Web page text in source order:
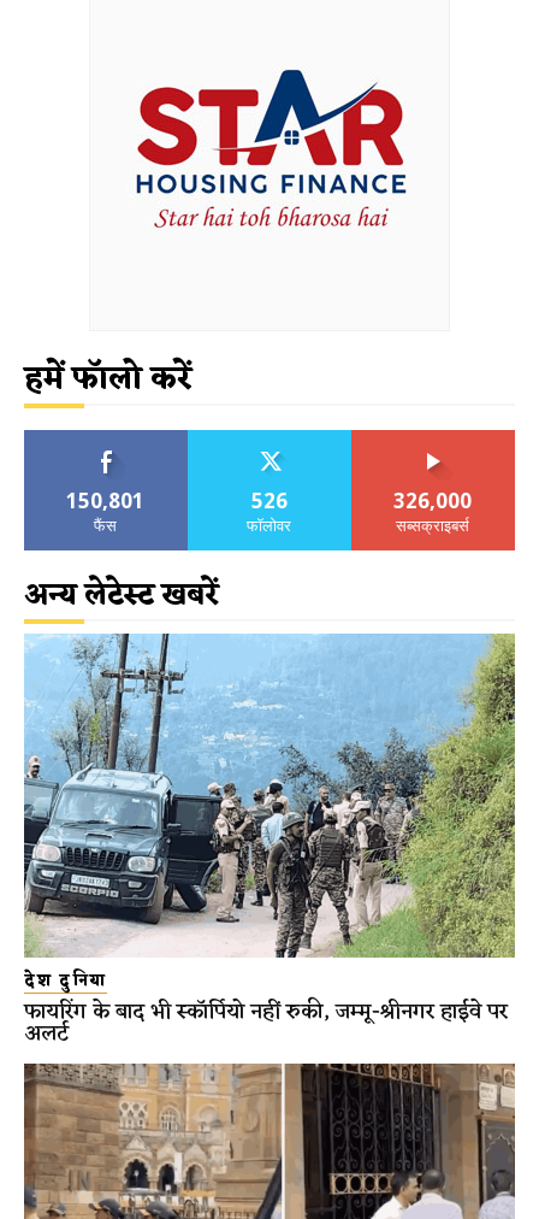
हमें फॉलो करें
150,801
फैंस
526
फॉलोवर
326,000
सब्सक्राइबर्स
अन्य लेटेस्ट खबरें
देश दुनिया
फायरिंग के बाद भी स्कॉर्पियो नहीं रुकी, जम्मू-श्रीनगर हाईवे पर
अलर्ट